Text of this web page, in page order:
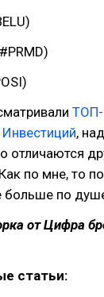
ТОП-
,
отличаются
по мне, то
больше по
от Цифра
статьи: